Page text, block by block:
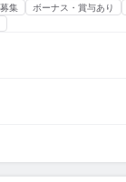
集 ボーナス・賞与あり